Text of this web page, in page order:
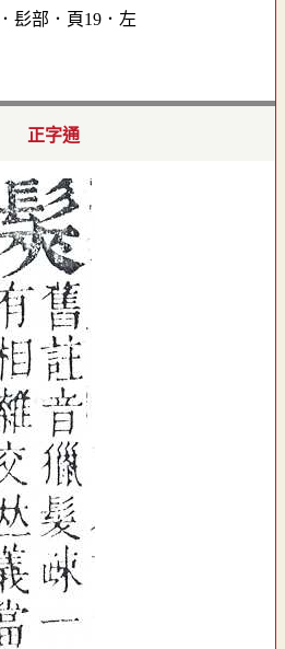
髟部．頁19．左
正字通